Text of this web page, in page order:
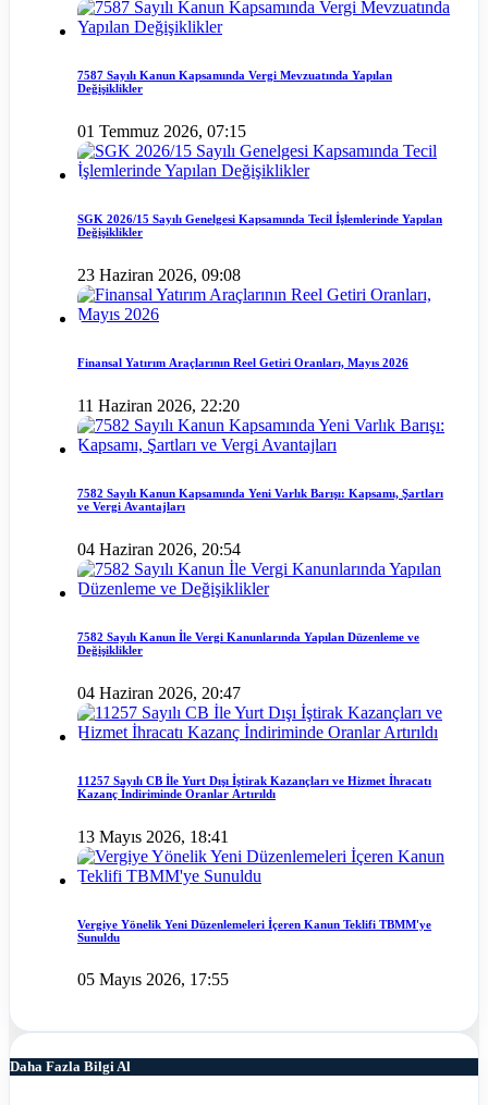
7587 Sayılı Kanun Kapsamında Vergi Mevzuatında Yapılan
Değişiklikler
01 Temmuz 2026, 07:15
SGK 2026/15 Sayılı Genelgesi Kapsamında Tecil İşlemlerinde Yapılan
Değişiklikler
23 Haziran 2026, 09:08
Finansal Yatırım Araçlarının Reel Getiri Oranları, Mayıs 2026
11 Haziran 2026, 22:20
7582 Sayılı Kanun Kapsamında Yeni Varlık Barışı: Kapsamı, Şartları
ve Vergi Avantajları
04 Haziran 2026, 20:54
7582 Sayılı Kanun İle Vergi Kanunlarında Yapılan Düzenleme ve
Değişiklikler
04 Haziran 2026, 20:47
11257 Sayılı CB İle Yurt Dışı İştirak Kazançları ve Hizmet İhracatı
Kazanç İndiriminde Oranlar Artırıldı
13 Mayıs 2026, 18:41
Vergiye Yönelik Yeni Düzenlemeleri İçeren Kanun Teklifi TBMM'ye
Sunuldu
05 Mayıs 2026, 17:55
Daha Fazla Bilgi Al